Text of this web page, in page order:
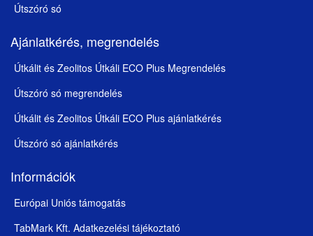
Útszóró só
Ajánlatkérés, megrendelés
Útkálit és Zeolitos Útkáli ECO Plus Megrendelés
Útszóró só megrendelés
Útkálit és Zeolitos Útkáli ECO Plus ajánlatkérés
Útszóró só ajánlatkérés
Információk
Európai Uniós támogatás
TabMark Kft. Adatkezelési tájékoztató